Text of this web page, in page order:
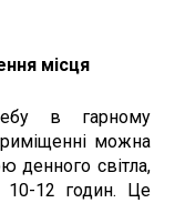
місця
в гарному
можна
денного світла,
10-12 годин. Це